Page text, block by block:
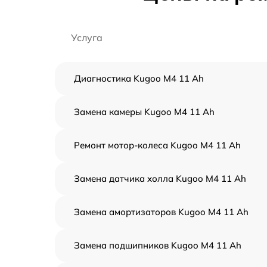
Услуга
Диагностика Kugoo M4 11 Ah
Замена камеры Kugoo M4 11 Ah
Ремонт мотор-колеса Kugoo M4 11 Ah
Замена датчика холла Kugoo M4 11 Ah
Замена амортизаторов Kugoo M4 11 Ah
Замена подшипников Kugoo M4 11 Ah